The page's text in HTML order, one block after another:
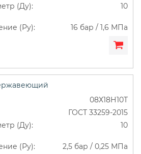
10
16 бар / 1,6 МПа
08Х18Н10Т
ГОСТ 33259-2015
10
2,5 бар / 0,25 МПа